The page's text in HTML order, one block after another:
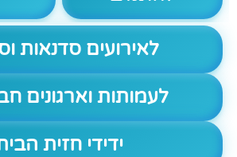
לאירועים סדנאות
לעמותות וארגונים
ידידי חזית